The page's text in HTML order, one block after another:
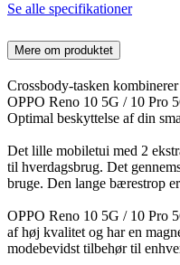
Se alle specifikationer
Mere om produktet
Crossbody-tasken
OPPO Reno 10 5G / 10 Pro
Optimal beskyttelse af din
Det lille mobiletui med 2
til hverdagsbrug. Det
bruge. Den lange bærestrop
OPPO Reno 10 5G / 10 Pro
af høj kvalitet og har en
modebevidst tilbehør til